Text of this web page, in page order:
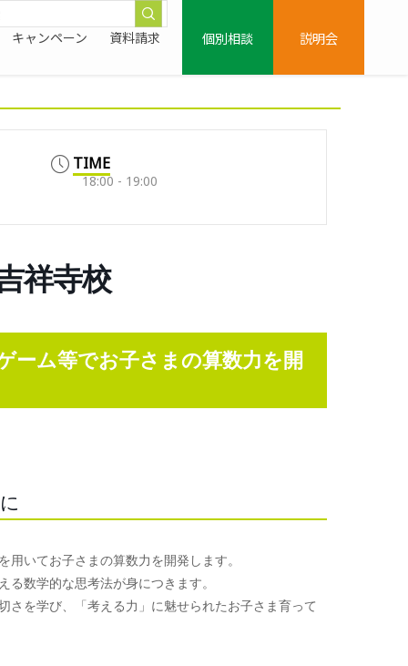
キャンペーン 資料請求
個別相談
説明会
TIME
18:00 - 19:00
祥寺校
ーム等でお子さまの算数力を開
いてお子さまの算数力を開発します。
数学的な思考法が身につきます。
さを学び、「考える力」に魅せられたお子さま育って